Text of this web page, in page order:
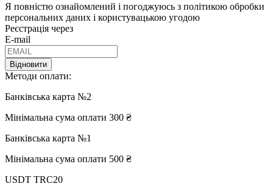
Я повністю ознайомлений і погоджуюсь з політикою обробки
персональних даних і користувацькою угодою
Реєстрація через
E-mail
Відновити
Методи оплати:
Банківська карта №2
Мінімальна сума оплати 300 ₴
Банківська карта №1
Мінімальна сума оплати 500 ₴
USDT TRC20